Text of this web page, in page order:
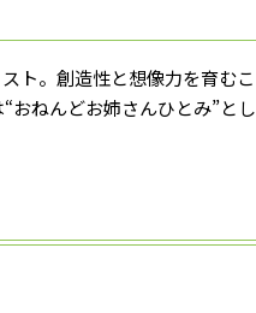
ト。創造性と想像力を育むこ
おねんどお姉さんひとみ”とし